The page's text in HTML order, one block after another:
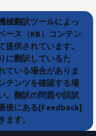
械翻訳ツールによっ
ース（KB）コンテン
供されています。
に翻訳しているた
ている場合がありま
テンツを確認する場
。翻訳の問題や誤訳
後にある[Feedback]
す。